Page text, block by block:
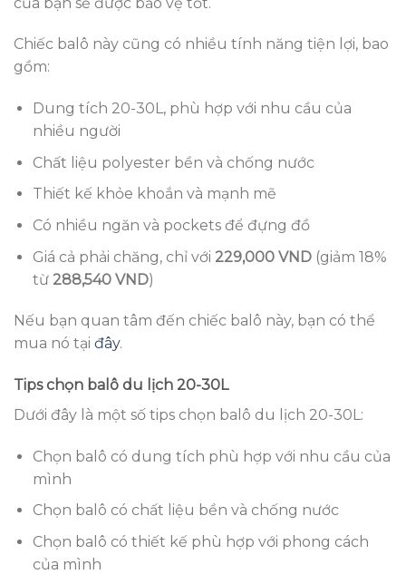
Chiếc balô này cũng có nhiều tính năng tiện lợi, bao
gồm:
Dung tích 20-30L, phù hợp với nhu cầu của
nhiều người
Chất liệu polyester bền và chống nước
Thiết kế khỏe khoắn và mạnh mẽ
Có nhiều ngăn và pockets để đựng đồ
Giá cả phải chăng, chỉ với 229,000 VND(giảm 18%
từ 288,540 VND)
Nếu bạn quan tâm đến chiếc balô này, bạn có thể
mua nó tại đây.
Tips chọn balô du lịch 20-30L
Dưới đây là một số tips chọn balô du lịch 20-30L:
Chọn balô có dung tích phù hợp với nhu cầu của
mình
Chọn balô có chất liệu bền và chống nước
Chọn balô có thiết kế phù hợp với phong cách
của mình